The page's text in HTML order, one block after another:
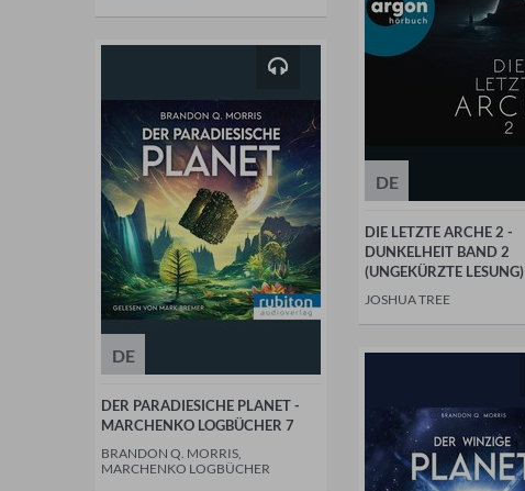
DE
DER PARADIESICHE PLANET -
MARCHENKO LOGBÜCHER 7
BRANDON Q. MORRIS,
MARCHENKO LOGBÜCHER
DE
DIE LETZTE ARCHE 2 -
DUNKELHEIT BAND 2
(UNGEKÜRZTE LESUNG)
JOSHUA TREE